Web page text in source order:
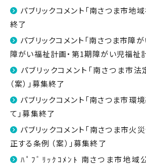
パブリックコメント「南さつま市地
終了
パブリックコメント「南さつま市障
障がい福祉計画・第1期障がい児福祉
パブリックコメント「南さつま市
（案）」募集終了
パブリックコメント「南さつま市環
て」募集終了
パブリックコメント「南さつま市火
正する条例 （案）」募集終了
ﾊﾟﾌﾞﾘｯｸｺﾒﾝﾄ 南さつま市地域